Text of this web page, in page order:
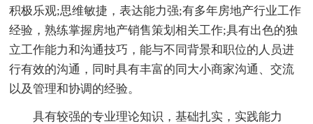
积极乐观;思维敏捷，表达能力强;有多年房地产行业工作
经验，熟练掌握房地产销售策划相关工作;具有出色的独
立工作能力和沟通技巧，能与不同背景和职位的人员进
行有效的沟通，同时具有丰富的同大小商家沟通、交流
以及管理和协调的经验。
具有较强的专业理论知识，基础扎实，实践能力